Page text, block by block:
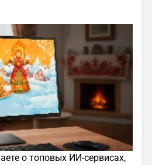
о топовых ИИ-сервисах,